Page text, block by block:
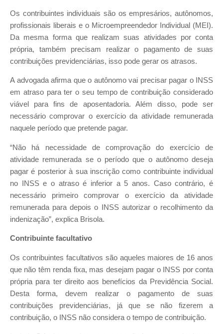
Os contribuintes individuais são os empresários, autônomos,
profissionais liberais e o Microempreendedor Individual (MEI).
Da mesma forma que realizam suas atividades por conta
própria, também precisam realizar o pagamento de suas
contribuições previdenciárias, isso pode gerar os atrasos.
A advogada afirma que o autônomo vai precisar pagar o INSS
em atraso para ter o seu tempo de contribuição considerado
viável para fins de aposentadoria. Além disso, pode ser
necessário comprovar o exercício da atividade remunerada
naquele período que pretende pagar.
“Não há necessidade de comprovação do exercício de
atividade remunerada se o período que o autônomo deseja
pagar é posterior à sua inscrição como contribuinte individual
no INSS e o atraso é inferior a 5 anos. Caso contrário, é
necessário primeiro comprovar o exercício da atividade
remunerada para depois o INSS autorizar o recolhimento da
indenização”, explica Brisola.
Contribuinte facultativo
Os contribuintes facultativos são aqueles maiores de 16 anos
que não têm renda fixa, mas desejam pagar o INSS por conta
própria para ter direito aos benefícios da Previdência Social.
Desta forma, devem realizar o pagamento de suas
contribuições previdenciárias, já que se não fizerem a
contribuição, o INSS não considera o tempo de contribuição.